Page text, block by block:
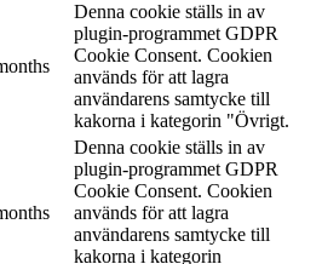
Denna cookie ställs in av
plugin-programmet GDPR
Cookie Consent. Cookien
används för att lagra
användarens samtycke till
kakorna i kategorin "Övrigt.
Denna cookie ställs in av
plugin-programmet GDPR
Cookie Consent. Cookien
används för att lagra
användarens samtycke till
kakorna i kategorin